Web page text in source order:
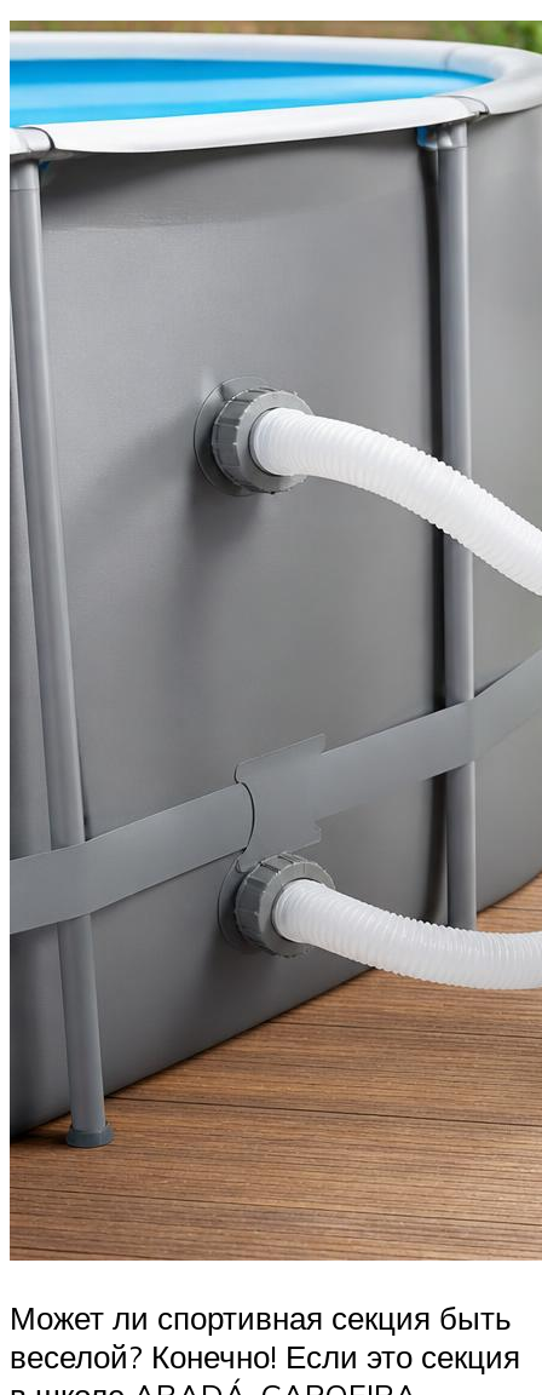
Может ли спортивная секция быть
веселой? Конечно! Если это секция